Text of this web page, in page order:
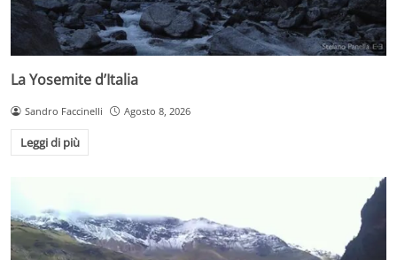
La Yosemite d’Italia
Sandro Faccinelli Agosto 8, 2026
Leggi di più